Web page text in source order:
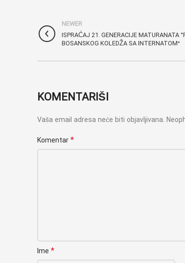
NEWER
ISPRAĆAJ 21. GENERACIJE MATURANATA
BOSANSKOG KOLEDŽA SA INTERNATOM”
KOMENTARIŠI
Vaša email adresa neće biti objavljivana.
Komentar *
Ime *